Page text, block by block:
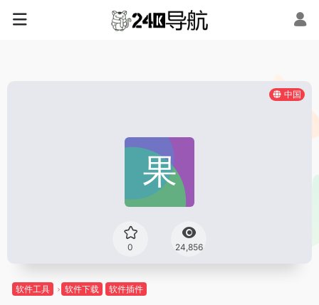
中国
0 24,856
软件工具 软件下载 软件插件